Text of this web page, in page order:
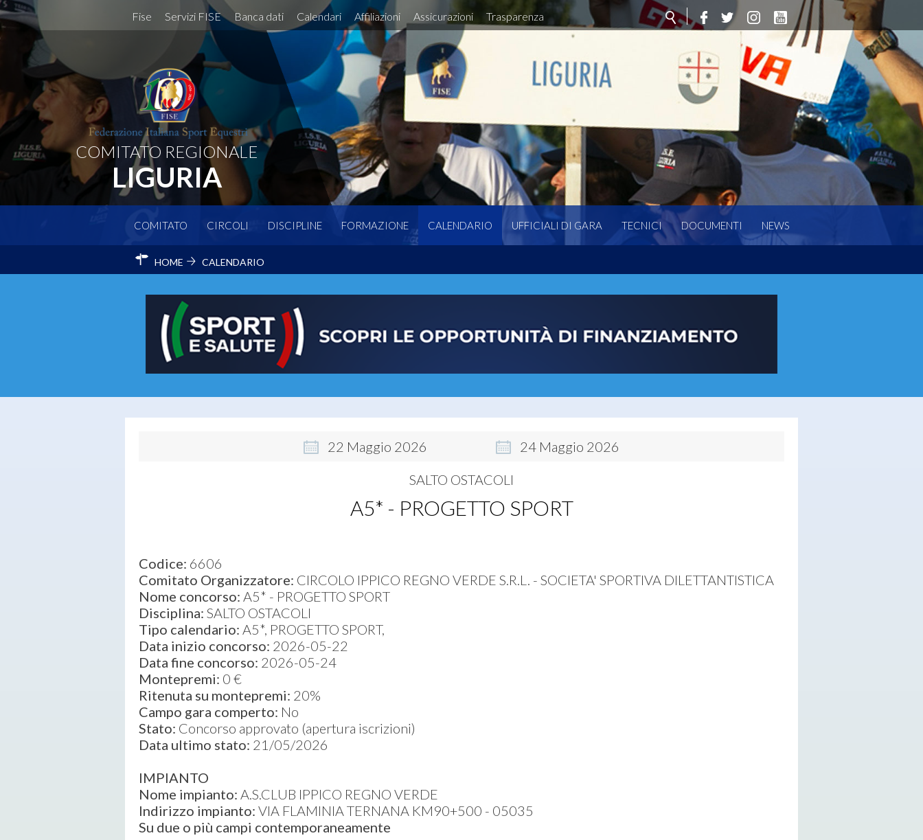
Fise Servizi FISE Banca dati Calendari Affiliazioni Assicurazioni Trasparenza
COMITATO REGIONALE
LIGURIA
COMITATO CIRCOLI DISCIPLINE FORMAZIONE CALENDARIO UFFICIALI DI GARA TECNICI DOCUMENTI NEWS
HOME CALENDARIO
22 Maggio 2026 24 Maggio 2026
A5* - PROGETTO SPORT
Codice: 6606
Comitato Organizzatore: CIRCOLO IPPICO REGNO VERDE S.R.L. - SOCIETA' SPORTIVA DILETTANTISTICA
Nome concorso: A5* - PROGETTO SPORT
Disciplina: SALTO OSTACOLI
Tipo calendario: A5*, PROGETTO SPORT,
Data inizio concorso: 2026-05-22
Data fine concorso: 2026-05-24
Montepremi: 0 €
Ritenuta su montepremi: 20%
Campo gara comperto: No
Stato: Concorso approvato (apertura iscrizioni)
Data ultimo stato: 21/05/2026
IMPIANTO
Nome impianto: A.S.CLUB IPPICO REGNO VERDE
Indirizzo impianto: VIA FLAMINIA TERNANA KM90+500 - 05035
Su due o più campi contemporaneamente
SALTO OSTACOLI